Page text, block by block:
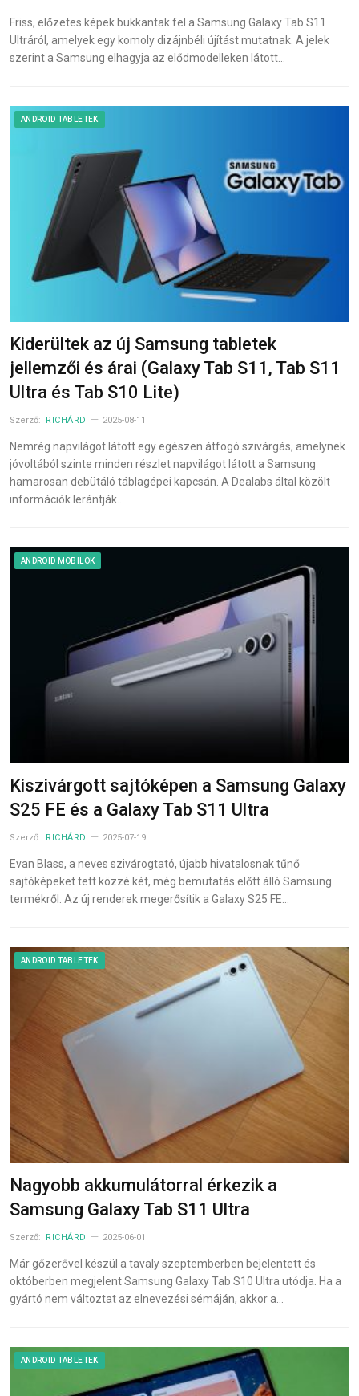
Friss, előzetes képek bukkantak fel a Samsung Galaxy Tab S11
Ultráról, amelyek egy komoly dizájnbéli újítást mutatnak. A jelek
szerint a Samsung elhagyja az elődmodelleken látott…
ANDROID TABLETEK
Kiderültek az új Samsung tabletek
jellemzői és árai (Galaxy Tab S11, Tab S11
Ultra és Tab S10 Lite)
Szerző: RICHÁRD 2025-08-11
Nemrég napvilágot látott egy egészen átfogó szivárgás, amelynek
jóvoltából szinte minden részlet napvilágot látott a Samsung
hamarosan debütáló táblagépei kapcsán. A Dealabs által közölt
információk lerántják…
ANDROID MOBILOK
Kiszivárgott sajtóképen a Samsung Galaxy
S25 FE és a Galaxy Tab S11 Ultra
Szerző: RICHÁRD 2025-07-19
Evan Blass, a neves szivárogtató, újabb hivatalosnak tűnő
sajtóképeket tett közzé két, még bemutatás előtt álló Samsung
termékről. Az új renderek megerősítik a Galaxy S25 FE…
ANDROID TABLETEK
Nagyobb akkumulátorral érkezik a
Samsung Galaxy Tab S11 Ultra
Szerző: RICHÁRD 2025-06-01
Már gőzerővel készül a tavaly szeptemberben bejelentett és
októberben megjelent Samsung Galaxy Tab S10 Ultra utódja. Ha a
gyártó nem változtat az elnevezési sémáján, akkor a…
ANDROID TABLETEK